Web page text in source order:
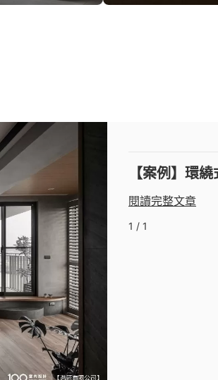
【案例】環
閱讀完整文章
1 / 1